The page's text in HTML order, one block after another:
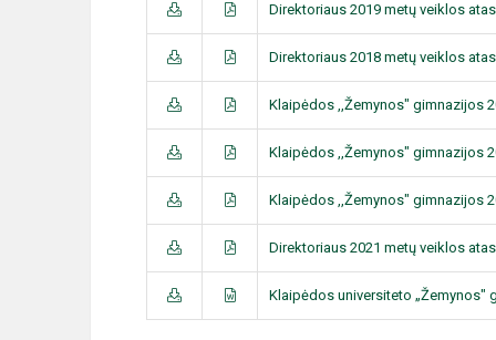
Direktoriaus 2019 metų veiklos
Direktoriaus 2018 metų veiklos
Klaipėdos ,,Žemynos" gimnazijos
Klaipėdos ,,Žemynos" gimnazijos
Klaipėdos ,,Žemynos" gimnazijos
Direktoriaus 2021 metų veiklos
Klaipėdos universiteto „Žemynos"